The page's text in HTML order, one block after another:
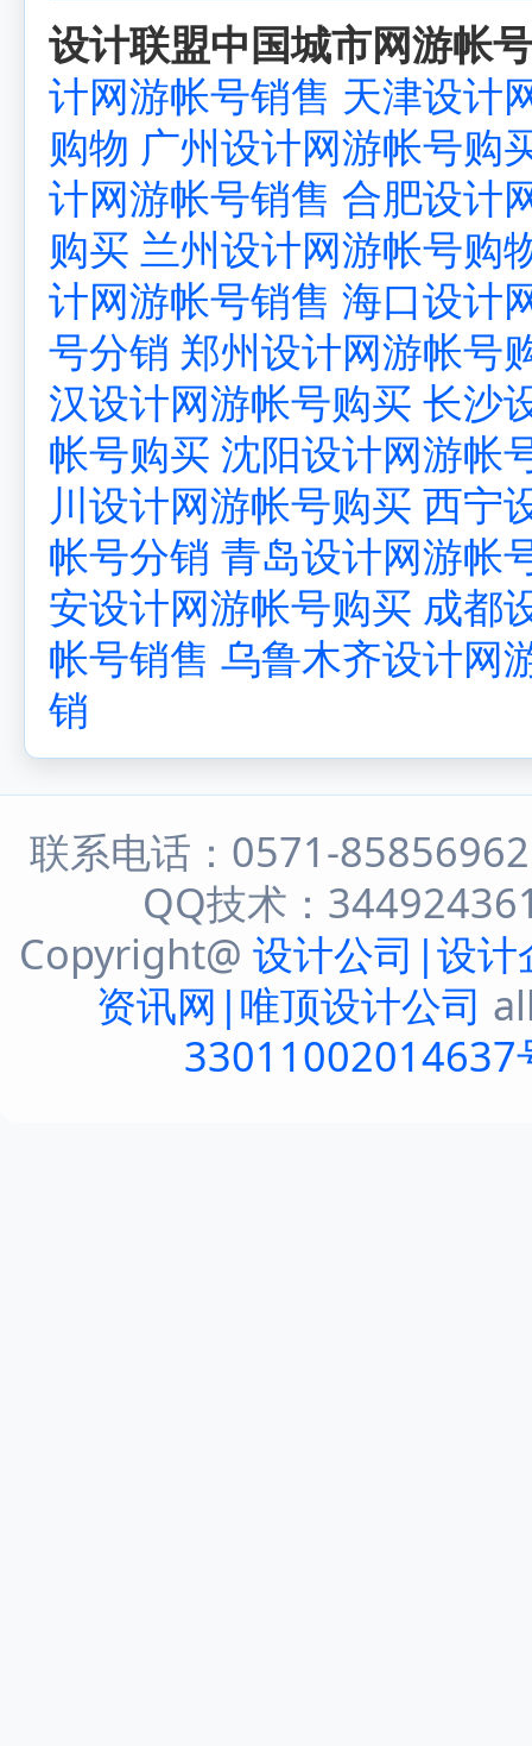
设计联盟中国城市网游帐
计网游帐号销售 天津设计
购物 广州设计网游帐号购
计网游帐号销售 合肥设计
购买 兰州设计网游帐号购
计网游帐号销售 海口设计
号分销 郑州设计网游帐号
汉设计网游帐号购买 长沙
帐号购买 沈阳设计网游帐
川设计网游帐号购买 西宁
帐号分销 青岛设计网游帐
安设计网游帐号购买 成都
帐号销售 乌鲁木齐设计网
销
联系电话：0571-
QQ技术：
Copyright@ 设计公司|设计
资讯网|唯顶设计公司
33011002014637